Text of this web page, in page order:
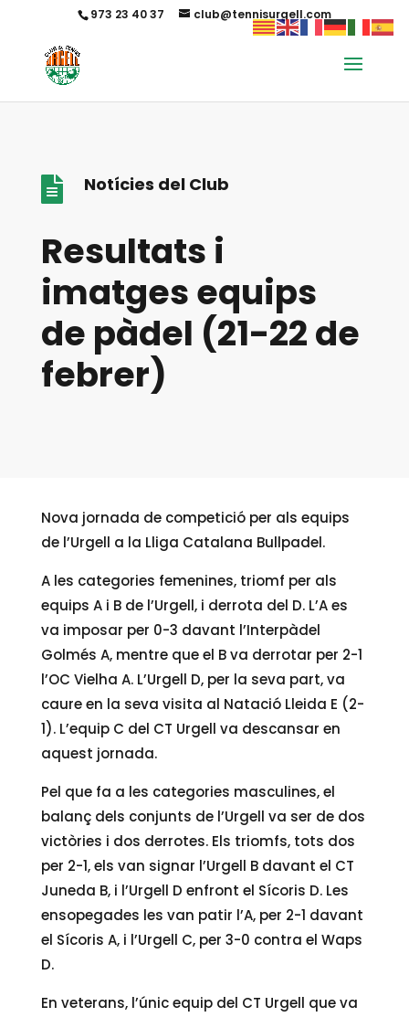
973 23 40 37 club@tennisurgell.com
 Notícies del Club
Resultats i
imatges equips
de pàdel (21-22 de
febrer)
Nova jornada de competició per als equips
de l’Urgell a la Lliga Catalana Bullpadel.
A les categories femenines, triomf per als
equips A i B de l’Urgell, i derrota del D. L’A es
va imposar per 0-3 davant l’Interpàdel
Golmés A, mentre que el B va derrotar per 2-1
l’OC Vielha A. L’Urgell D, per la seva part, va
caure en la seva visita al Natació Lleida E (2-
1). L’equip C del CT Urgell va descansar en
aquest jornada.
Pel que fa a les categories masculines, el
balanç dels conjunts de l’Urgell va ser de dos
victòries i dos derrotes. Els triomfs, tots dos
per 2-1, els van signar l’Urgell B davant el CT
Juneda B, i l’Urgell D enfront el Sícoris D. Les
ensopegades les van patir l’A, per 2-1 davant
el Sícoris A, i l’Urgell C, per 3-0 contra el Waps
D.
En veterans, l’únic equip del CT Urgell que va